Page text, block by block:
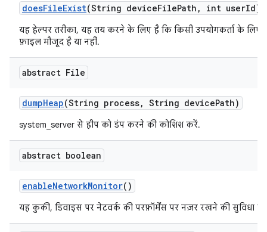
doesFileExist(String deviceFilePath , int userId)
यह हेल्पर तरीका, यह तय करने के लिए है कि किसी उपयोगकर्ता के लिए
फ़ाइल मौजूद है या नहीं.
abstract File
dumpHeap(String process, String devicePath)
system_server से हीप को डंप करने की कोशिश करें.
abstract boolean
enableNetworkMonitor()
यह कुकी, डिवाइस पर नेटवर्क की परफ़ॉर्मेंस पर नज़र रखने की सुविधा